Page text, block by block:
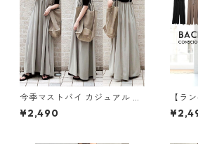
今季マストバイ カジュアル ゆ
ったりキャミワンピース m-4
65
¥2,490
【ラ
必至
ール